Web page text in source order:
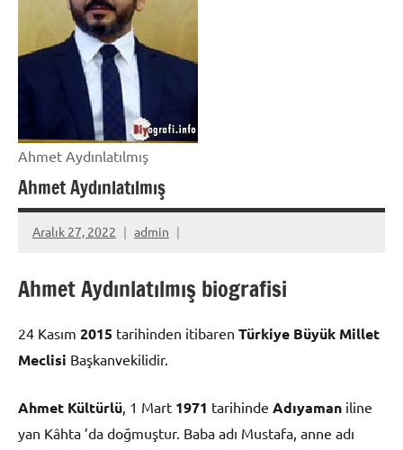
Ahmet Aydınlatılmış
Ahmet Aydınlatılmış
Aralık 27, 2022 admin
Ahmet Aydınlatılmış biografisi
24 Kasım 2015 tarihinden itibaren Türkiye Büyük Millet
Meclisi Başkanvekilidir.
Ahmet Kültürlü , 1 Mart 1971 tarihinde Adıyaman iline
yan Kâhta ’da doğmuştur. Baba adı Mustafa, anne adı